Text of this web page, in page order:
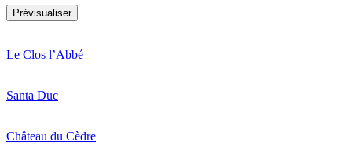
Le Clos l’Abbé
Santa Duc
Château du Cèdre